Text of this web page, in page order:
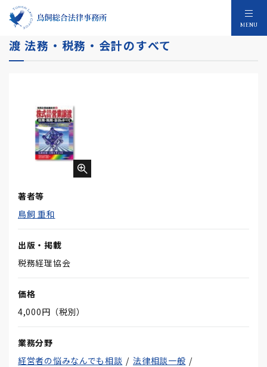
MENU
実践企業組織改革２ 株式交換移転・営業譲
渡 法務・税務・会計のすべて
著者等
鳥飼 重和
出版・掲載
税務経理協会
価格
4,000円（税別）
業務分野
経営者の悩みなんでも相談
法律相談一般